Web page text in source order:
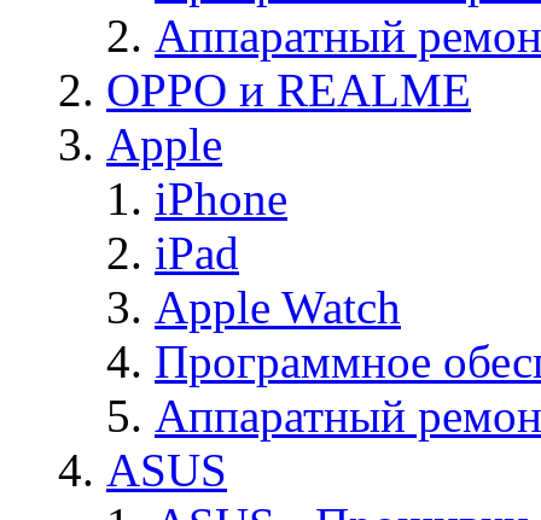
Аппаратный
OPPO и REALME
Apple
iPhone
iPad
Apple Watch
Программное
Аппаратный
ASUS